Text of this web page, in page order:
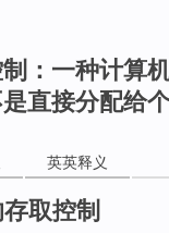
：一种计算
直接分配给
英英释义
取控制